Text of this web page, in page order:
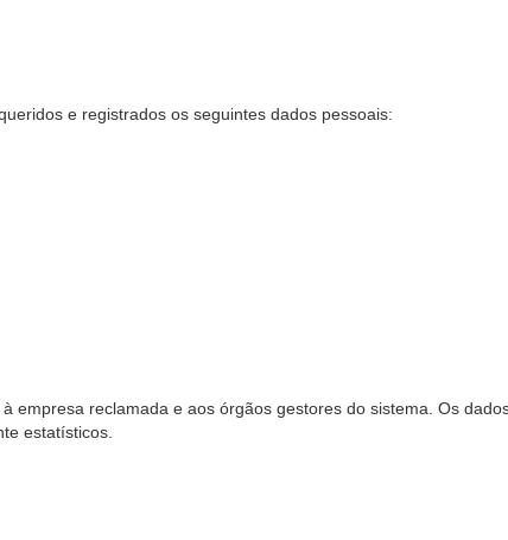
e registrados os seguintes dados pessoais:
empresa reclamada e aos órgãos gestores do sistema. Os
estatísticos.